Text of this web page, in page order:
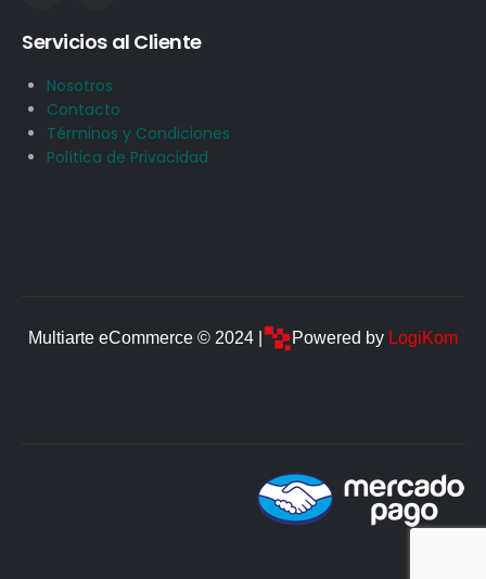
Servicios al Cliente
Nosotros
Contacto
Términos y Condiciones
Política de Privacidad
Multiarte eCommerce © 2024 | Powered by LogiKom